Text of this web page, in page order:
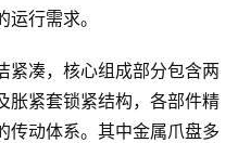
行需求。
紧凑，核心组成部分包含两
胀紧套锁紧结构，各部件精
传动体系。其中金属爪盘多